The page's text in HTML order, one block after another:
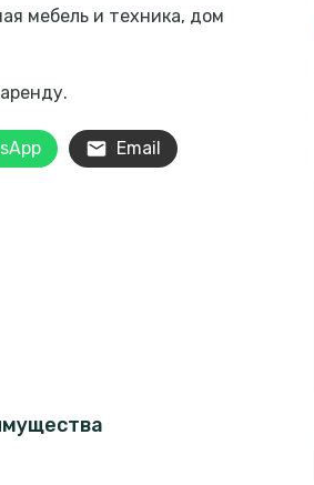
мебель и техника, дом
Email